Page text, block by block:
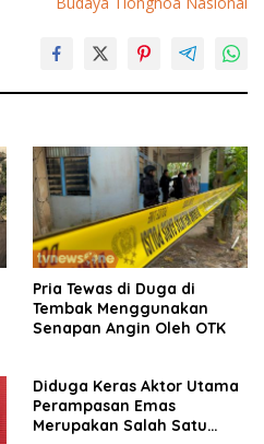
Pria Tewas di Duga di
Tembak Menggunakan
Senapan Angin Oleh OTK
Diduga Keras Aktor Utama
Perampasan Emas
Merupakan Salah Satu